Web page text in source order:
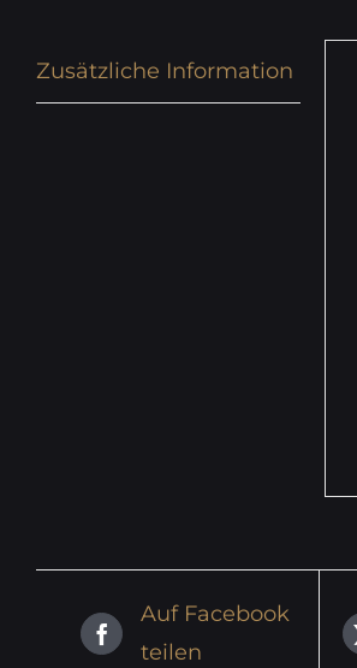
Zusätzliche Information
Auf Facebook
teilen